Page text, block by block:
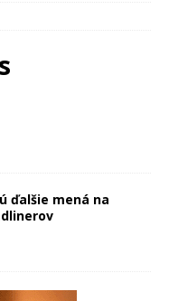
ďalšie mená na